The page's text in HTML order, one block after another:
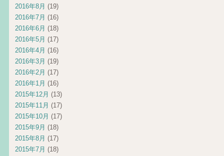
2016年8月 (19)
2016年7月 (16)
2016年6月 (18)
2016年5月 (17)
2016年4月 (16)
2016年3月 (19)
2016年2月 (17)
2016年1月 (16)
2015年12月 (13)
2015年11月 (17)
2015年10月 (17)
2015年9月 (18)
2015年8月 (17)
2015年7月 (18)